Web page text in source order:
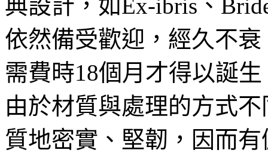
典設計，如Ex-ibris、
依然備受歡迎，經久不
需費時18個月才得以誕生
由於材質與處理的方式
質地密實、堅韌，因而